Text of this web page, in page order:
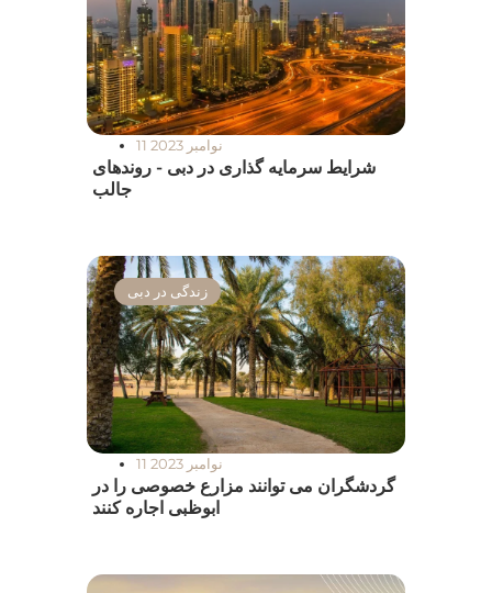
11 نوامبر 2023
شرایط سرمایه گذاری در دبی - روندهای
جالب
زندگی در دبی
11 نوامبر 2023
گردشگران می توانند مزارع خصوصی را در
ابوظبی اجاره کنند